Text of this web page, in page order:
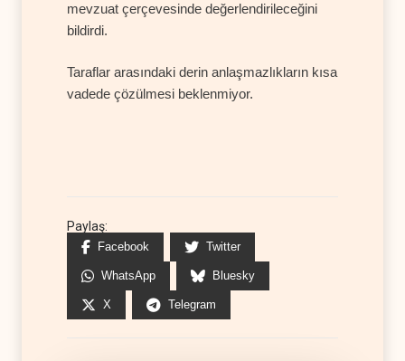
mevzuat çerçevesinde değerlendirileceğini
bildirdi.
Taraflar arasındaki derin anlaşmazlıkların kısa
vadede çözülmesi beklenmiyor.
Paylaş:
Facebook Twitter
WhatsApp Bluesky
X Telegram